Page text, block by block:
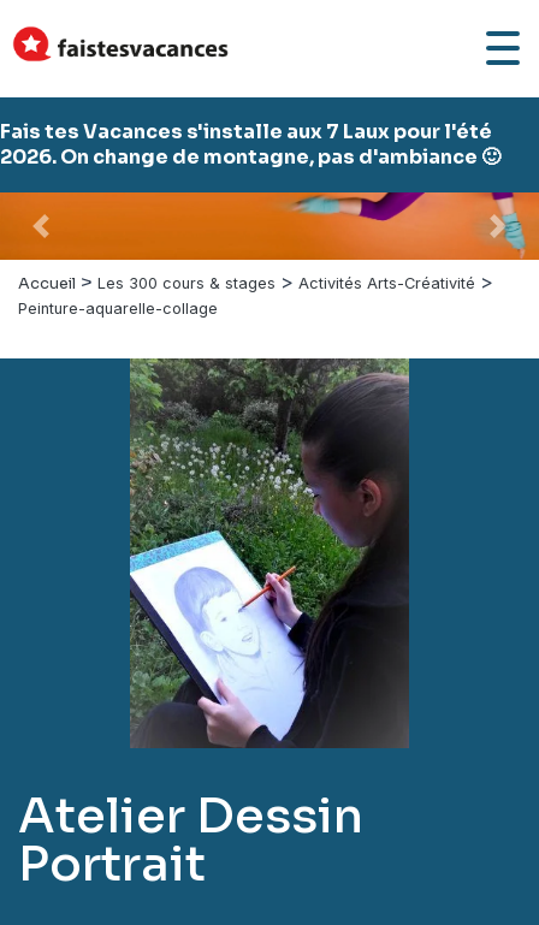
Fais tes Vacances s'installe aux 7 Laux pour l'été
2026. On change de montagne, pas d'ambiance 🙂
Précédent
Accueil > Les 300 cours & stages > Activités Arts-Créativité >
Peinture-aquarelle-collage
Atelier Dessin
Portrait